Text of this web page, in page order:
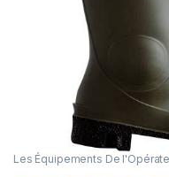
Les Équipements De